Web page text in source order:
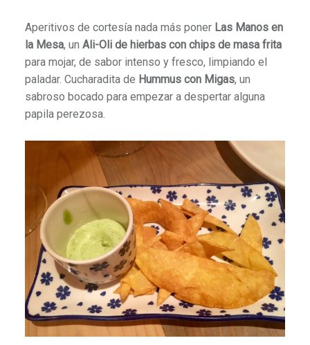
Aperitivos de cortesía nada más poner Las Manos en
la Mesa, un Ali-Oli de hierbas con chips de masa frita
para mojar, de sabor intenso y fresco, limpiando el
paladar. Cucharadita de Hummus con Migas, un
sabroso bocado para empezar a despertar alguna
papila perezosa.